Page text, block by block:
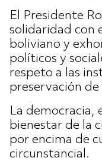
El Presidente
solidaridad con
boliviano y
políticos y
respeto a las
preservación de
La democracia,
bienestar de la
por encima de
circunstancial.